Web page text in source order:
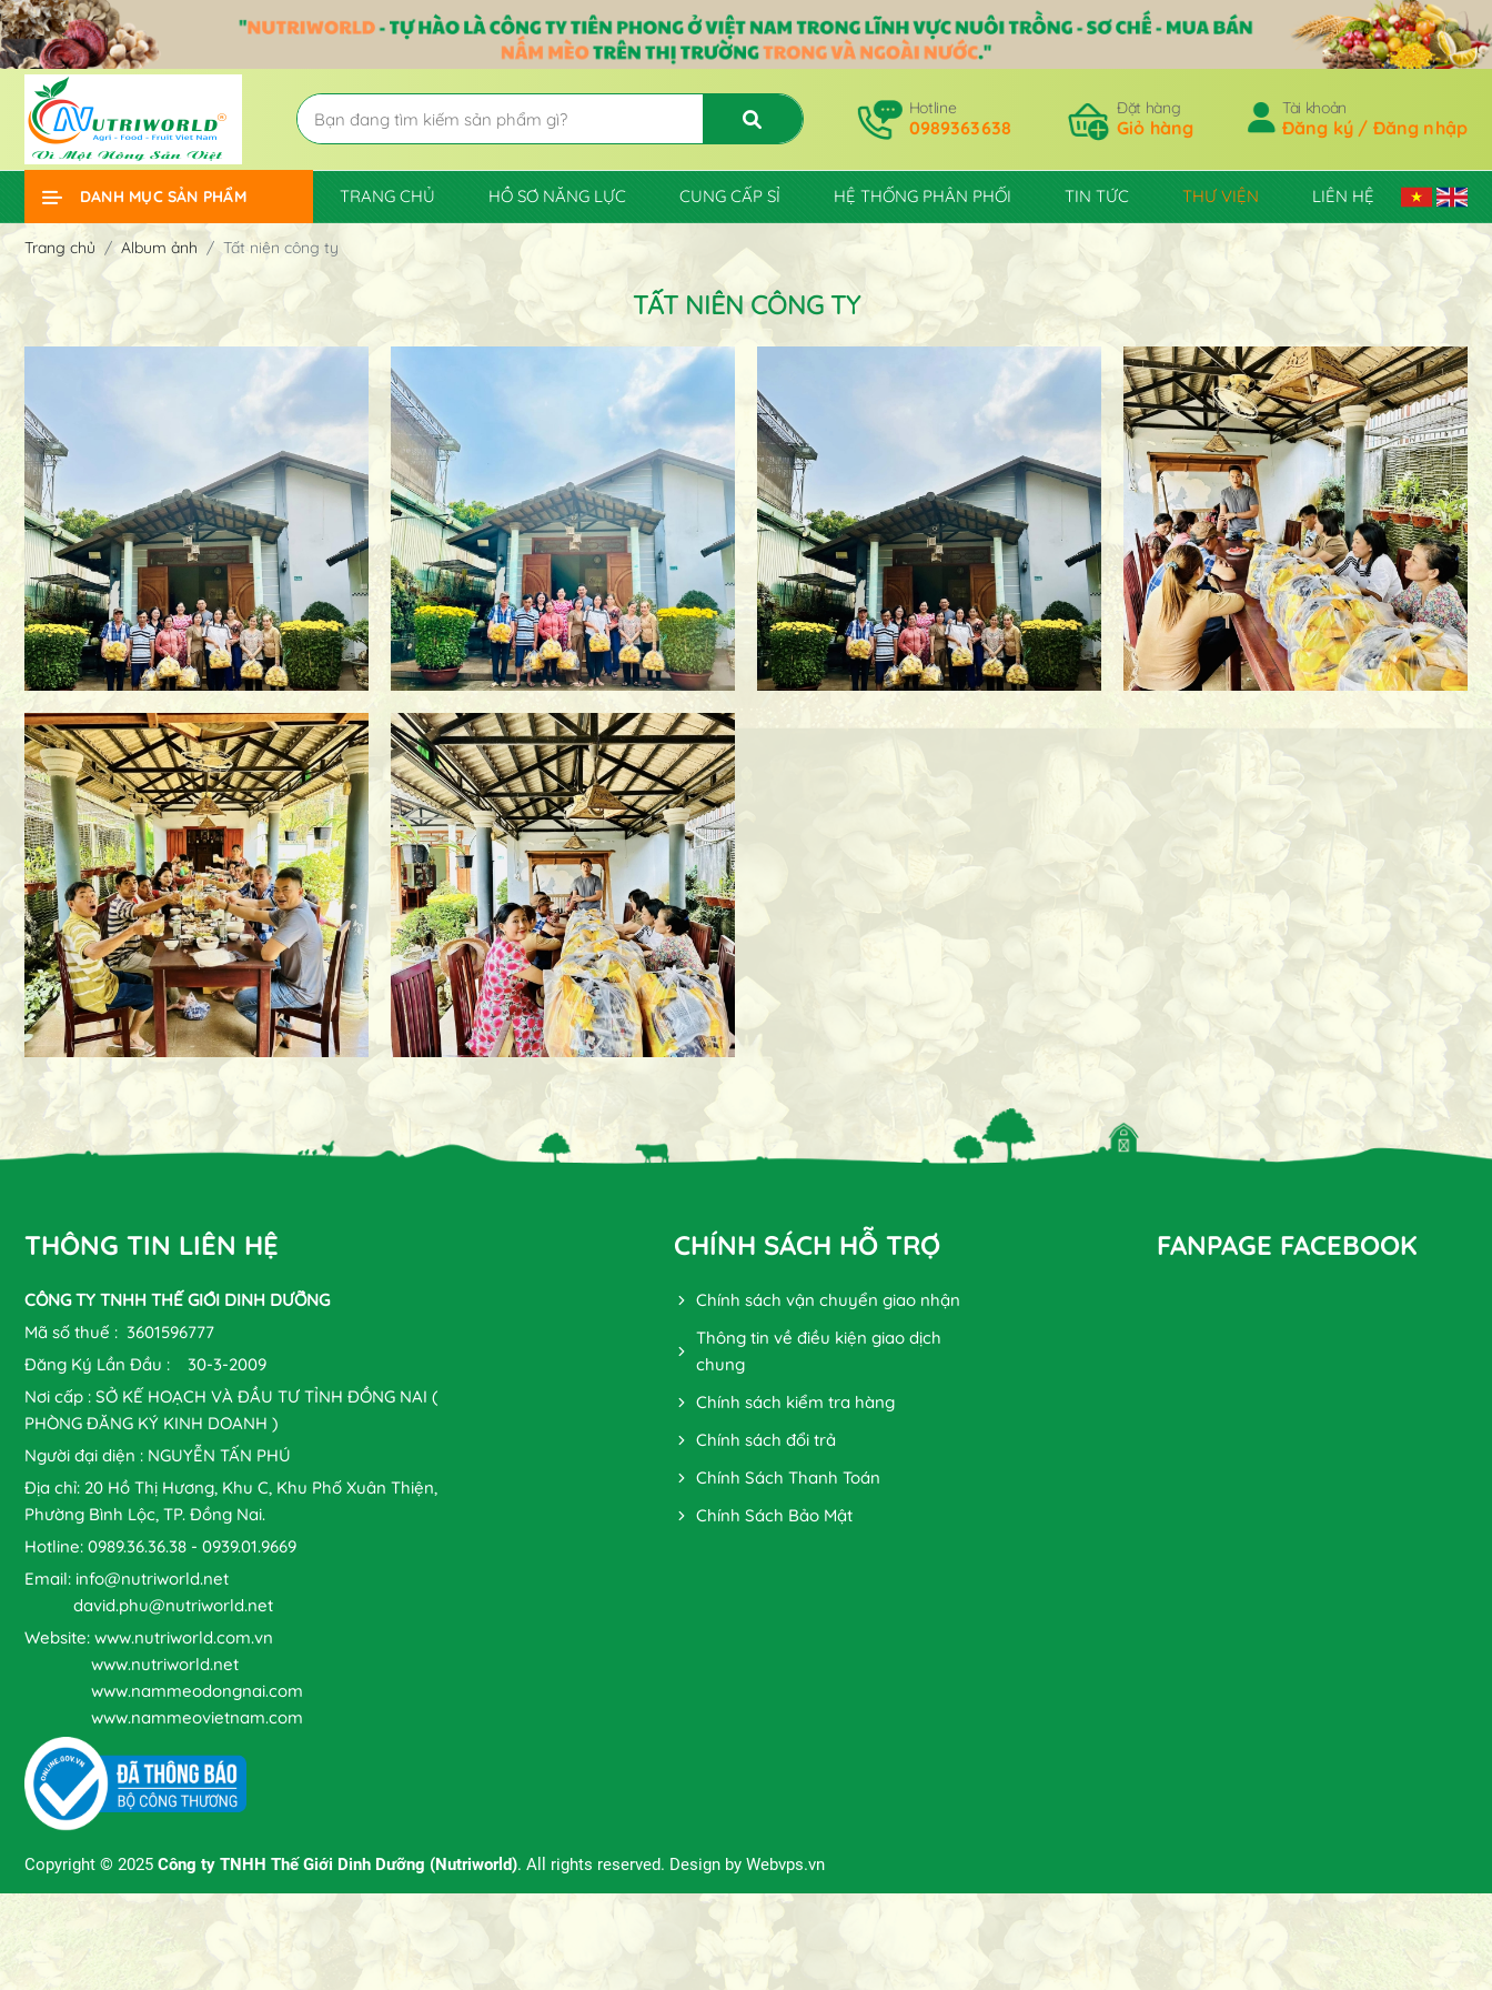
Hotline
0989363638
Đặt hàng
Giỏ hàng
Tài khoản
Đăng ký / Đăng nhập
DANH MỤC SẢN PHẨM TRANG CHỦ HỒ SƠ NĂNG LỰC CUNG CẤP SỈ HỆ THỐNG PHÂN PHỐI TIN TỨC THƯ VIỆN LIÊN HỆ
Trang chủ Album ảnh Tất niên công ty
TẤT NIÊN CÔNG TY
THÔNG TIN LIÊN HỆ
CÔNG TY TNHH THẾ GIỚI DINH DƯỠNG
Mã số thuế : 3601596777
Đăng Ký Lần Đầu : 30-3-2009
Nơi cấp : SỞ KẾ HOẠCH VÀ ĐẦU TƯ TỈNH ĐỒNG NAI (
PHÒNG ĐĂNG KÝ KINH DOANH )
Người đại diện : NGUYỄN TẤN PHÚ
Địa chỉ: 20 Hồ Thị Hương, Khu C, Khu Phố Xuân Thiện,
Phường Bình Lộc, TP. Đồng Nai.
Hotline: 0989.36.36.38 - 0939.01.9669
Email: info@nutriworld.net
david.phu@nutriworld.net
Website: www.nutriworld.com.vn
www.nutriworld.net
www.nammeodongnai.com
www.nammeovietnam.com
CHÍNH SÁCH HỖ TRỢ
Chính sách vận chuyển giao nhận
Thông tin về điều kiện giao dịch
chung
Chính sách kiểm tra hàng
Chính sách đổi trả
Chính Sách Thanh Toán
Chính Sách Bảo Mật
FANPAGE FACEBOOK
Copyright © 2025 Công ty TNHH Thế Giới Dinh Dưỡng (Nutriworld). All rights reserved. Design by Webvps.vn